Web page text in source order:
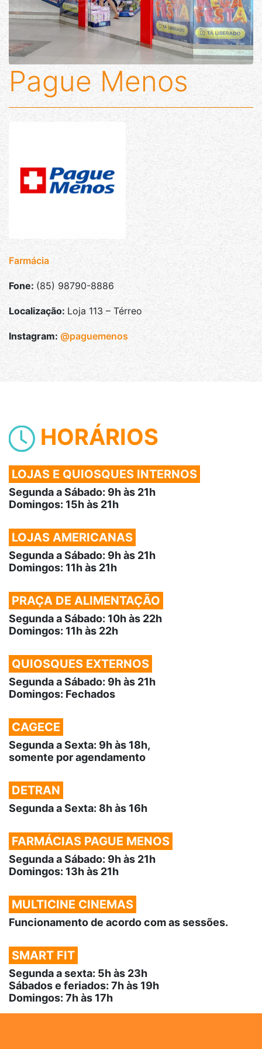
Pague Menos
Farmácia
Fone: (85) 98790-8886
Localização: Loja 113 – Térreo
Instagram: @paguemenos
HORÁRIOS
LOJAS E QUIOSQUES INTERNOS
Segunda a Sábado: 9h às 21h
Domingos: 15h às 21h
LOJAS AMERICANAS
Segunda a Sábado: 9h às 21h
Domingos: 11h às 21h
PRAÇA DE ALIMENTAÇÃO
Segunda a Sábado: 10h às 22h
Domingos: 11h às 22h
QUIOSQUES EXTERNOS
Segunda a Sábado: 9h às 21h
Domingos: Fechados
CAGECE
Segunda a Sexta: 9h às 18h,
somente por agendamento
DETRAN
Segunda a Sexta: 8h às 16h
FARMÁCIAS PAGUE MENOS
Segunda a Sábado: 9h às 21h
Domingos: 13h às 21h
MULTICINE CINEMAS
Funcionamento de acordo com as sessões.
SMART FIT
Segunda a sexta: 5h às 23h
Sábados e feriados: 7h às 19h
Domingos: 7h às 17h